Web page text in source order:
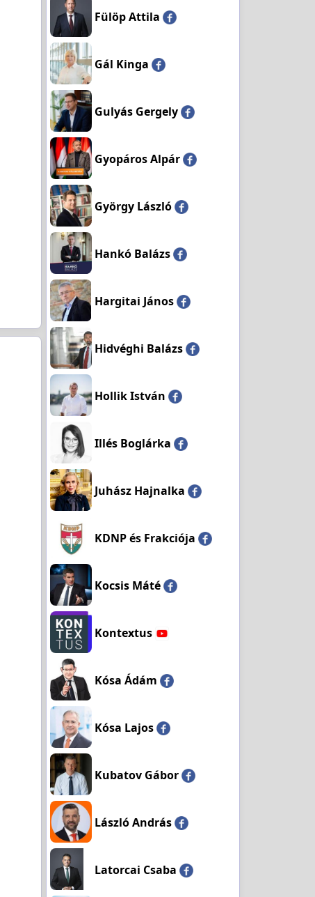
Fülöp Attila
Gál Kinga
Gulyás Gergely
Gyopáros Alpár
György László
Hankó Balázs
Hargitai János
Hidvéghi Balázs
Hollik István
Illés Boglárka
Juhász Hajnalka
KDNP és Frakciója
Kocsis Máté
Kontextus
Kósa Ádám
Kósa Lajos
Kubatov Gábor
László András
Latorcai Csaba